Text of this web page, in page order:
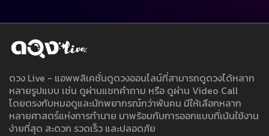
ดวง Live - แอพพลิเคชั่นดูดวงออนไลน์ที่สามารถดูดวงได้หลาก
หลายรูปแบบ เช่น ดูผ่านแชทคำถาม หรือ ดูผ่าน Video Call
โดยตรงกับหมอดูและนักพยากรณ์กว่าพันคน มีให้เลือกหลาก
หลายศาสตร์แห่งการทำนาย มาพร้อมกับการออกแบบที่เน้นใช้งาน
ง่ายที่สุด สะดวก รวดเร็ว และปลอดภัย